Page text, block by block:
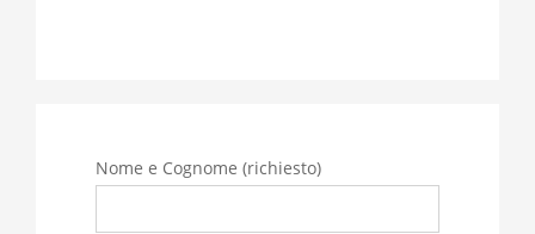
Nome e Cognome (richiesto)